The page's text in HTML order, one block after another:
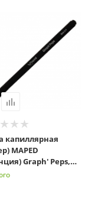
капиллярная
MAPED
Graph' Peps,
трехгранная,